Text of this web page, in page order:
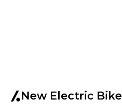
New Electric Bike